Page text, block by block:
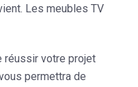
Les meubles TV
réussir votre projet
permettra de